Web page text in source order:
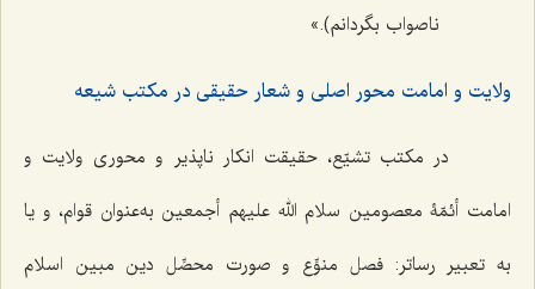
ناصواب بگردانم).»
ولایت و امامت محور اصلی و شعار حقیقی در مکتب شیعه
در مکتب تشیّع، حقیقت انکار ناپذیر و محوری ولایت و
امامت أئمّۀ معصومین سلام الله علیهم أجمعین به‌عنوان قوام، و یا
به تعبیر رساتر: فصل منوِّع و صورت محصِّل دین مبین اسلام